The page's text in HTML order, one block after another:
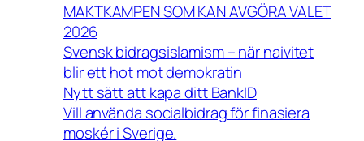
MAKTKAMPEN SOM KAN AVGÖRA VALET
2026
Svensk bidragsislamism – när naivitet
blir ett hot mot demokratin
Nytt sätt att kapa ditt BankID
Vill använda socialbidrag för finasiera
moskér i Sverige.